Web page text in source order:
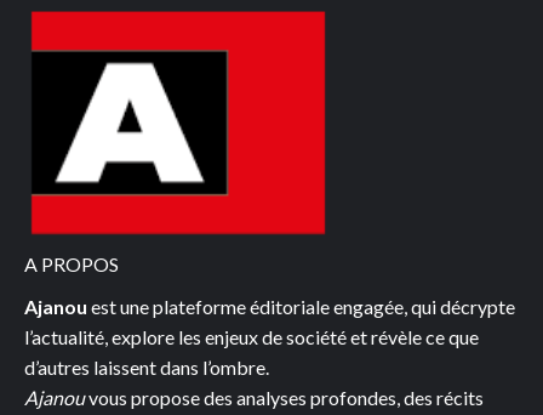
A PROPOS
Ajanou est une plateforme éditoriale engagée, qui décrypte
l’actualité, explore les enjeux de société et révèle ce que
d’autres laissent dans l’ombre.
Ajanouvous propose des analyses profondes, des récits